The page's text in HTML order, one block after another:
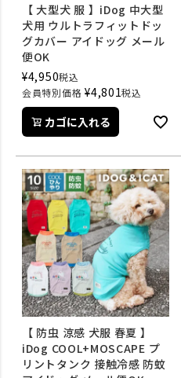
【 大型犬 服 】iDog 中大型
犬用 ウルトラフィットドッ
グカバー アイドッグ メール
便OK
¥4,950税込
会員特別価格 ¥4,801税込
カゴに入れる
【 防虫 涼感 犬服 春夏 】
iDog COOL+MOSCAPE プ
リントタンク 接触冷感 防蚊